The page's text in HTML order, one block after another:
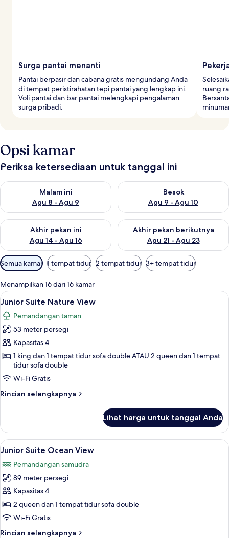
Surga pantai menanti
Pantai berpasir dan cabana gratis mengundang Anda
di tempat peristirahatan tepi pantai yang lengkap ini.
Voli pantai dan bar pantai melengkapi pengalaman
surga pribadi.
ruang
Opsi kamar
Periksa ketersediaan untuk tanggal ini
Malam ini
Agu 8 - Agu 9
Periksa ketersediaan untuk malam ini Agu 8 - Agu 9
Besok
Agu 9 - Agu 10
Periksa ketersediaan untuk
Akhir pekan ini
Agu 14 - Agu 16
Periksa ketersediaan untuk akhir pekan ini Agu 14 - Agu 16
Akhir pekan berikutnya
Agu 21 - Agu 23
Periksa ketersediaan untuk
Filter
tersedia
untuk
kamar
Semua kamar 1 tempat tidur 2 tempat tidur 3+ tempat tidur
Menampilkan 16 dari 16 kamar
Lihat
semua
foto
untuk
Junior
Suite
Nature
View
Minibar gratis, brankas, meja kerja,
7
Junior Suite Nature View
Pemandangan taman
53 meter persegi
Kapasitas 4
1 king dan 1 tempat tidur sofa double ATAU 2 queen dan 1 tempat
tidur sofa double
Wi-Fi Gratis
Rincian selengkapnya
Rincian
Junior
Suite
Nature
Lihat harga untuk tanggal Anda
Lihat
semua
foto
untuk
Junior
Suite
Ocean
Junior Suite Ocean View |
7
Junior Suite Ocean View
Pemandangan samudra
89 meter persegi
Kapasitas 4
2 queen dan 1 tempat tidur sofa double
Wi-Fi Gratis
Rincian selengkapnya
Rincian